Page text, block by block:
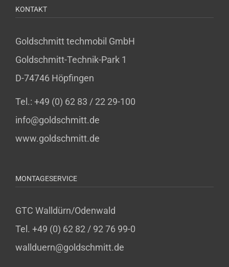
KONTAKT
Goldschmitt techmobil GmbH
Goldschmitt-Technik-Park 1
D-74746 Höpfingen
Tel.: +49 (0) 62 83 / 22 29-100
info@goldschmitt.de
www.goldschmitt.de
MONTAGESERVICE
GTC Walldürn/Odenwald
Tel. +49 (0) 62 82 / 92 76 99-0
wallduern@goldschmitt.de